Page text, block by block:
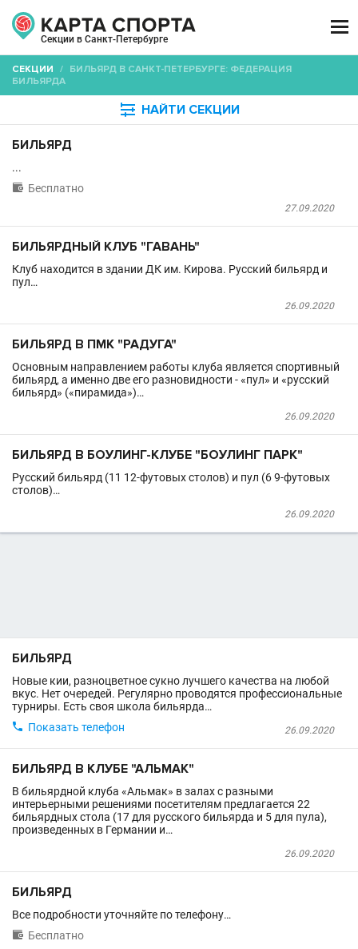
Секции в Санкт-Петербурге

СЕКЦИИ / БИЛЬЯРД В САНКТ-ПЕТЕРБУРГЕ: ФЕДЕРАЦИЯ
БИЛЬЯРДА
 НАЙТИ СЕКЦИИ
БИЛЬЯРД
...
 Бесплатно
27.09.2020
БИЛЬЯРДНЫЙ КЛУБ "ГАВАНЬ"
Клуб находится в здании ДК им. Кирова. Русский бильярд и
пул…
26.09.2020
БИЛЬЯРД В ПМК "РАДУГА"
Основным направлением работы клуба является спортивный
бильярд, а именно две его разновидности - «пул» и «русский
бильярд» («пирамида»)…
26.09.2020
БИЛЬЯРД В БОУЛИНГ-КЛУБЕ "БОУЛИНГ ПАРК"
Русский бильярд (11 12-футовых столов) и пул (6 9-футовых
столов)…
26.09.2020
БИЛЬЯРД
Новые кии, разноцветное сукно лучшего качества на любой
вкус. Нет очередей. Регулярно проводятся профессиональные
турниры. Есть своя школа бильярда…
26.09.2020
 Показать телефон
БИЛЬЯРД В КЛУБЕ "АЛЬМАК"
В бильярдной клуба «Альмак» в залах с разными
интерьерными решениями посетителям предлагается 22
бильярдных стола (17 для русского бильярда и 5 для пула),
произведенных в Германии и…
26.09.2020
БИЛЬЯРД
Все подробности уточняйте по телефону…
 Бесплатно